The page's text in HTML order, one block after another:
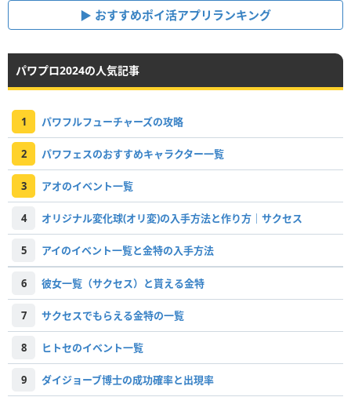
おすすめポイ活アプリランキング
パワプロ2024の人気記事
1 パワフルフューチャーズの攻略
2 パワフェスのおすすめキャラクター一覧
3 アオのイベント一覧
4 オリジナル変化球(オリ変)の入手方法と作り方｜サクセス
5 アイのイベント一覧と金特の入手方法
6 彼女一覧（サクセス）と貰える金特
7 サクセスでもらえる金特の一覧
8 ヒトセのイベント一覧
9 ダイジョーブ博士の成功確率と出現率